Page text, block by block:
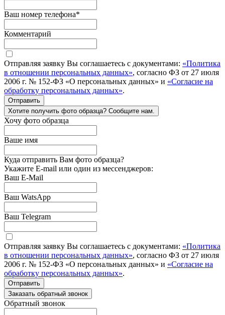
Ваш номер телефона*
Комментарий
Отправляя заявку Вы соглашаетесь с документами: «Политика
в отношении персональных данных», согласно ФЗ от 27 июля
2006 г. № 152-ФЗ «О персональных данных» и «Согласие на
обработку персональных данных».
Отправить
Хотите получить фото образца? Сообщите нам.
Хочу фото образца
Ваше имя
Куда отправить Вам фото образца?
Укажите E-mail или один из мессенджеров:
Ваш E-Mail
Ваш WatsApp
Ваш Telegram
Отправляя заявку Вы соглашаетесь с документами: «Политика
в отношении персональных данных», согласно ФЗ от 27 июля
2006 г. № 152-ФЗ «О персональных данных» и «Согласие на
обработку персональных данных».
Отправить
Заказать обратный звонок
Обратный звонок